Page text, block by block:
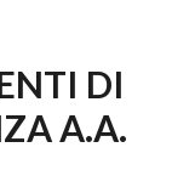
DI
A.A.